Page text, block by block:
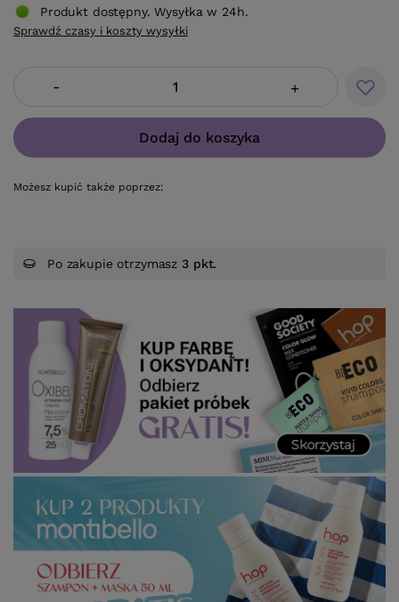
- +
Dodaj do koszyka
Możesz kupić także poprzez:
Produkt dostępny. Wysyłka w 24h.
Sprawdź czasy i koszty wysyłki
Po zakupie otrzymasz 3 pkt.